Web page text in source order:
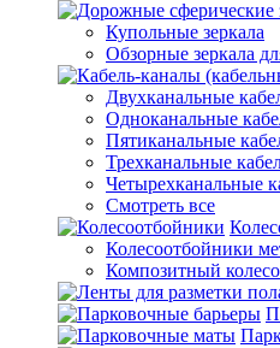
Купольные зеркала
Обзорные зеркала
Двухканальные
Одноканальные
Пятиканальные
Трехканальные
Четырехканальные
Смотреть все
Колесоотбойники
Композитный